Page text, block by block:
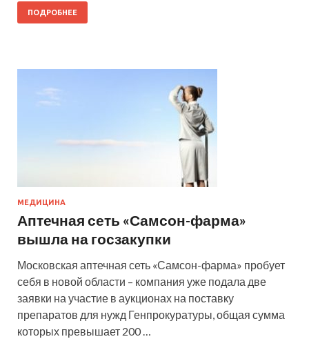
ПОДРОБНЕЕ
МЕДИЦИНА
Аптечная сеть «Самсон-фарма»
вышла на госзакупки
Московская аптечная сеть «Самсон-фарма» пробует
себя в новой области – компания уже подала две
заявки на участие в аукционах на поставку
препаратов для нужд Генпрокуратуры, общая сумма
которых превышает 200 …